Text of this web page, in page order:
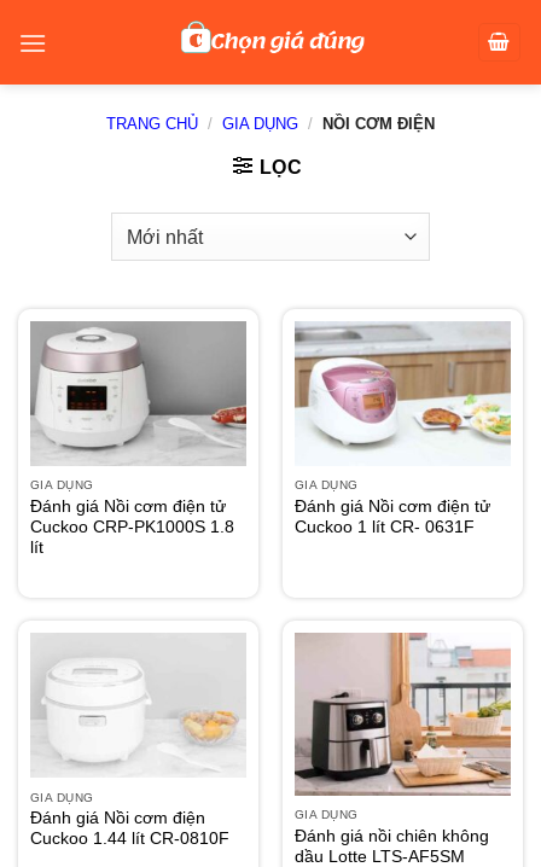
TRANG CHỦ / GIA DỤNG / NỒI CƠM ĐIỆN
LỌC
GIA DỤNG
Đánh giá Nồi cơm điện tử
Cuckoo CRP-PK1000S 1.8
lít
GIA DỤNG
Đánh giá Nồi cơm điện tử
Cuckoo 1 lít CR- 0631F
GIA DỤNG
Đánh giá Nồi cơm điện
Cuckoo 1.44 lít CR-0810F
GIA DỤNG
Đánh giá nồi chiên không
dầu Lotte LTS-AF5SM